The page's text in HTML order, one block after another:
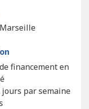
financement en
par semaine